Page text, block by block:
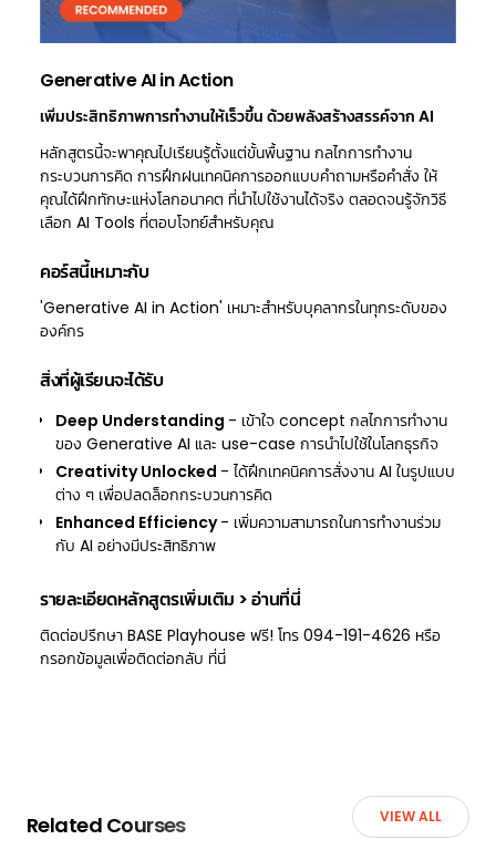
Generative AI in Action
เพิ่มประสิทธิภาพการทำงานให้เร็วขึ้น ด้วยพลังสร้างสรรค์จาก AI
หลักสูตรนี้จะพาคุณไปเรียนรู้ตั้งแต่ขั้นพื้นฐาน กลไกการทำงาน
กระบวนการคิด การฝึกฝนเทคนิคการออกแบบคำถามหรือคำสั่ง ให้
คุณได้ฝึกทักษะแห่งโลกอนาคต ที่นำไปใช้งานได้จริง ตลอดจนรู้จักวิธี
เลือก AI Tools ที่ตอบโจทย์สำหรับคุณ
คอร์สนี้เหมาะกับ
'Generative AI in Action' เหมาะสำหรับบุคลากรในทุกระดับของ
องค์กร
สิ่งที่ผู้เรียนจะได้รับ
Deep Understanding - เข้าใจ concept กลไกการทำงาน
ของ Generative AI และ use-case การนำไปใช้ในโลกธุรกิจ
Creativity Unlocked - ได้ฝึกเทคนิคการสั่งงาน AI ในรูปแบบ
ต่าง ๆ เพื่อปลดล็อกกระบวนการคิด
Enhanced Efficiency- เพิ่มความสามารถในการทำงานร่วม
กับ AI อย่างมีประสิทธิภาพ
รายละเอียดหลักสูตรเพิ่มเติม >อ่านที่นี่
ติดต่อปรึกษา BASE Playhouse ฟรี! โทร 094-191-4626 หรือ
กรอกข้อมูลเพื่อติดต่อกลับ ที่นี่
Related Courses VIEW ALL